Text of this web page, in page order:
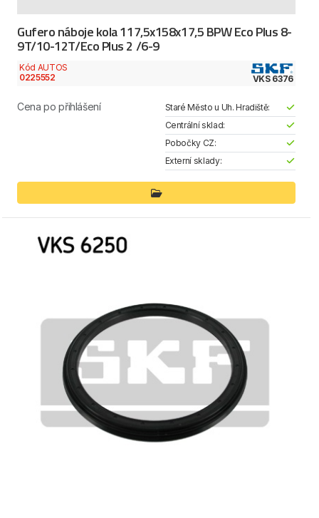
Gufero náboje kola 117,5x158x17,5 BPW Eco Plus 8-
9T/10-12T/Eco Plus 2 /6-9
Kód AUTOS
0225552
VKS 6376
Cena po přihlášení
Staré Město u Uh. Hradiště:
Centrální sklad:
Pobočky CZ:
Externí sklady: